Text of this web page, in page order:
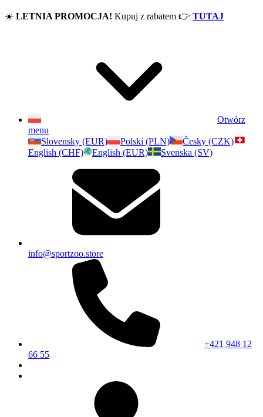
☀️ LETNIA PROMOCJA! Kupuj z rabatem 👉 TUTAJ
Otwórz
menu
Slovensky (EUR)
Polski (PLN)
Česky (CZK)
English (CHF)
English (EUR) Svenska (SV)
info@sportzoo.store
+421 948 12
66 55